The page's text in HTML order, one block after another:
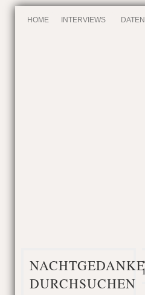
HOME INTERVIEWS
DURCHSUCHEN